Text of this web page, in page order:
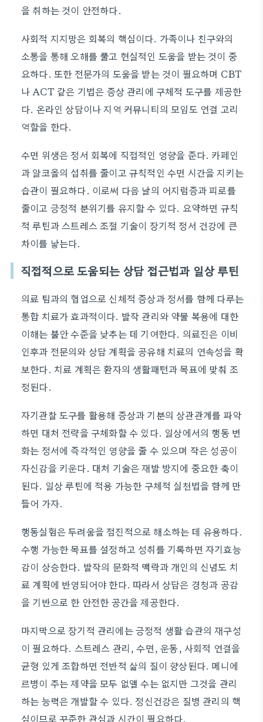
을 취하는 것이 안전하다.
사회적 지지망은 회복의 핵심이다. 가족이나 친구와의
소통을 통해 오해를 풀고 현실적인 도움을 받는 것이 중
요하다. 또한 전문가의 도움을 받는 것이 필요하며 CBT
나 ACT 같은 기법은 증상 관리에 구체적 도구를 제공한
다. 온라인 상담이나 지역 커뮤니티의 모임도 연결 고리
역할을 한다.
수면 위생은 정서 회복에 직접적인 영향을 준다. 카페인
과 알코올의 섭취를 줄이고 규칙적인 수면 시간을 지키는
습관이 필요하다. 이로써 다음 날의 어지럼증과 피로를
줄이고 긍정적 분위기를 유지할 수 있다. 요약하면 규칙
적 루틴과 스트레스 조절 기술이 장기적 정서 건강에 큰
차이를 낳는다.
직접적으로 도움되는 상담 접근법과 일상 루틴
의료 팀과의 협업으로 신체적 증상과 정서를 함께 다루는
통합 치료가 효과적이다. 발작 관리와 약물 복용에 대한
이해는 불안 수준을 낮추는 데 기여한다. 의료진은 이비
인후과 전문의와 상담 계획을 공유해 치료의 연속성을 확
보한다. 치료 계획은 환자의 생활패턴과 목표에 맞춰 조
정된다.
자기관찰 도구를 활용해 증상과 기분의 상관관계를 파악
하면 대처 전략을 구체화할 수 있다. 일상에서의 행동 변
화는 정서에 즉각적인 영향을 줄 수 있으며 작은 성공이
자신감을 키운다. 대처 기술은 재발 방지에 중요한 축이
된다. 일상 루틴에 적용 가능한 구체적 실천법을 함께 만
들어 가자.
행동실험은 두려움을 점진적으로 해소하는 데 유용하다.
수행 가능한 목표를 설정하고 성취를 기록하면 자기효능
감이 상승한다. 발작의 문화적 맥락과 개인의 신념도 치
료 계획에 반영되어야 한다. 따라서 상담은 경청과 공감
을 기반으로 한 안전한 공간을 제공한다.
마지막으로 장기적 관리에는 긍정적 생활 습관의 재구성
이 필요하다. 스트레스 관리, 수면, 운동, 사회적 연결을
균형 있게 조합하면 전반적 삶의 질이 향상된다. 메니에
르병이 주는 제약을 모두 없앨 수는 없지만 그것을 관리
하는 능력은 개발할 수 있다. 정신건강은 질병 관리의 핵
심이므로 꾸준한 관심과 시간이 필요하다.